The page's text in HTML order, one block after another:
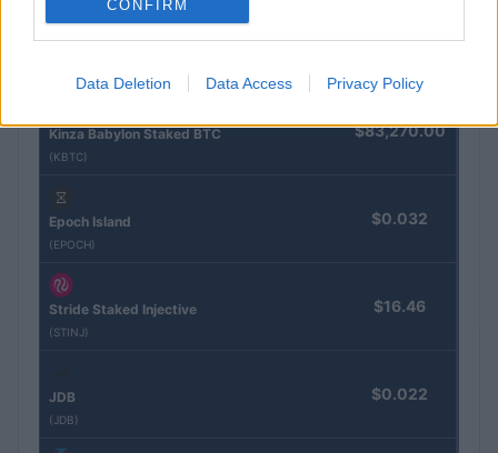
CONFIRM
Data Deletion Data Access Privacy Policy
Eureka Bridged PAX Gold (Terra $4,205.78
Kinza Babylon Staked BTC
(KBTC)
$83,270.00
Epoch Island
(EPOCH)
$0.032
Stride Staked Injective
(STINJ)
$16.46
JDB
(JDB)
$0.022